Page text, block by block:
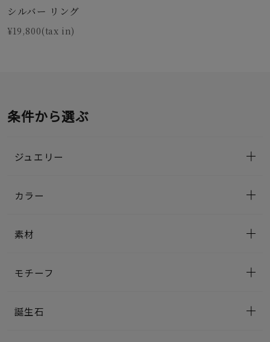
シルバー リング
¥19,800(tax in)
条件から選ぶ
ジュエリー
カラー
素材
モチーフ
誕生石